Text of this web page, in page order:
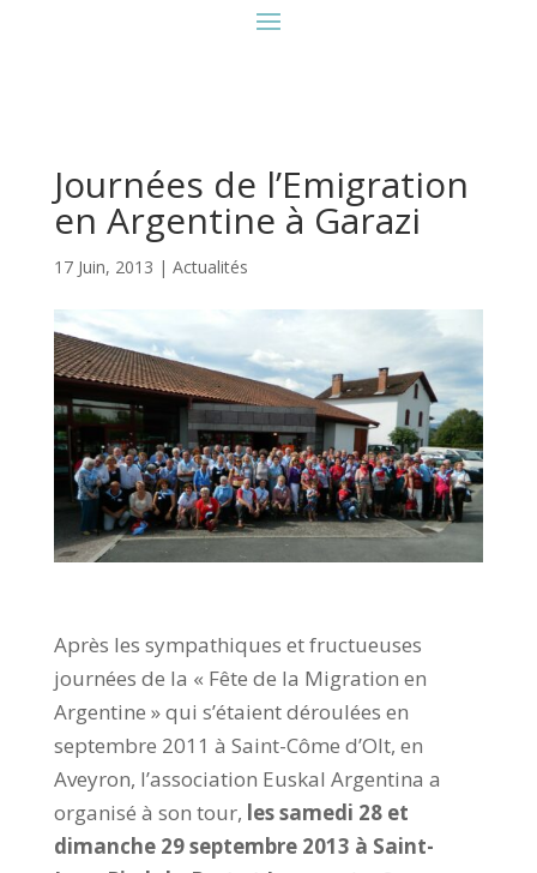
Journées de l’Emigration
en Argentine à Garazi
17 Juin, 2013 | Actualités
Après les sympathiques et fructueuses
journées de la « Fête de la Migration en
Argentine » qui s’étaient déroulées en
septembre 2011 à Saint-Côme d’Olt, en
Aveyron, l’association Euskal Argentina a
organisé à son tour, les samedi 28 et
dimanche 29 septembre 2013 à Saint-